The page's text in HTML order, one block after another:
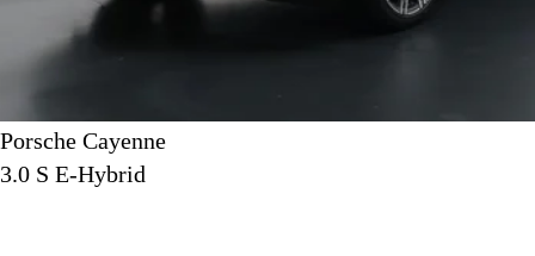
Porsche Cayenne
3.0 S E-Hybrid